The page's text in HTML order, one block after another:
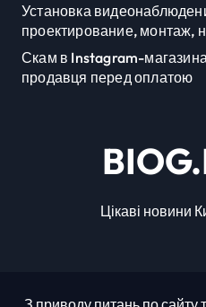
Установка
проектирование, монтаж,
Скам в Instagram-
продавця перед оплатою
Цікаві новини